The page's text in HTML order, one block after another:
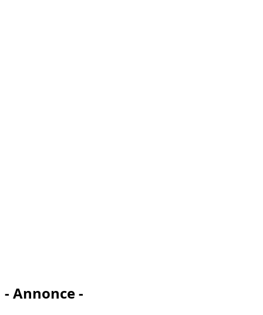
- Annonce -